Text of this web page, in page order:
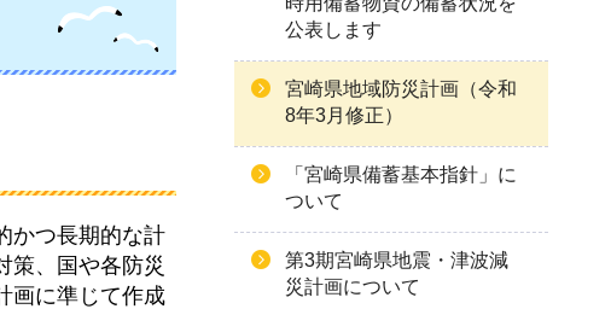
かつ長期的な計
策、国や各防災
画に準じて作成
公表します
宮崎県地域防災計画（令和
8年3月修正）
「宮崎県備蓄基本指針」に
ついて
第3期宮崎県地震・津波減
災計画について